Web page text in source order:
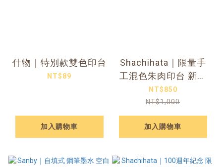
什物｜特別款雙色印台
NT$89
加入購物車
Shachihata｜限量手
工混色朱肉印台 新色
（五款）
NT$850
NT$1,000
加入購物車